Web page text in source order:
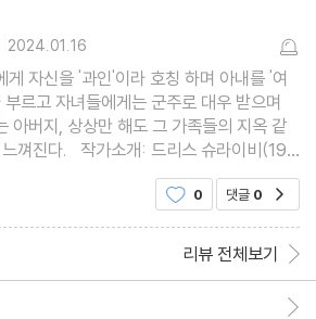
2024.01.16
게 자신을 '과인'이라 호칭 하며 아내를 '여
부르고 자녀들에게는 군주로 대우 받으며
아버지, 상상만 해도 그 가족들의 지옥 같
개: 드리스 슈라이비(192
던 교육과 가치관을 배워 온 삶을 배척하며
0 댓글 0
리뷰 전체보기